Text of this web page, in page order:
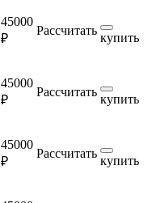
45000
₽
Рассчитать
купить
45000
₽
Рассчитать
купить
45000
₽
Рассчитать
купить